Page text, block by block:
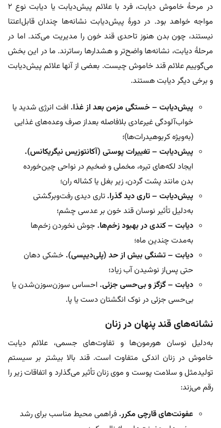
در مرحۀ خاموش دیابت، فرد با علائم پیش‌دیابت یا دیابت نوع ۲
مواجه خواهد بود. در دورۀ پیش‌دیابت نشانه‌ها چندان قابل‌اعتنا
نیستند، چون بدن هنوز تاحدی قند خون را مدیریت می‌کند. اما در
مرحلۀ دیابت، نشانه‌ها واضح‌تر و هشدارها رساترند. ما در این بخش
می‌گوییم علائم قند خاموش چیست. بعضی از آنها علائم پیش‌دیابت
و برخی دیگر دیابت هستند.
پیش‌دیابت – خستگی مزمن بعد از غذا. افت انرژی شدید یا
خواب‌آلودگی غیرعادی بلافاصله بعداز صرف وعده‌های غذایی
(به‌ویژه کربوهیدرات‌ها)؛
پیش‌دیابت – تغییرات پوستی (آکانتوزیس نیگریکانس).
ایجاد لکه‌های تیره، مخملی و ضخیم در نواحی چین‌خورده
بدن مانند پشت گردن، زیر بغل یا کشاله ران؛
پیش‌دیابت – تاری دید گذرا. تاری دیدی رفت‌و‌برگشتی
به‌دلیل تأثیر نوسان قند خون بر عدسی چشم؛
دیابت – کندی در بهبود زخم‌ها. جوش نخوردن زخم‌ها
به‌مدت چندین ماه؛
دیابت – تشنگی بیش از حد (پلی‌دیپسی). خشکی دهان
حتی پس‌از نوشیدن آب زیاد؛
دیابت – گزگز و بی‌حسی جزئی. احساس سوزن‌سوزن‌شدن یا
بی‌حسی جزئی در نوک انگشتان دست یا پا.
نشانه‌های قند پنهان در زنان
به‌دلیل نوسان هورمون‌ها و تفاوت‌های جسمی، علائم دیابت
خاموش در زنان اندکی متفاوت است. قند بالا بیشتر بر سیستم
تولیدمثل و سلامت پوست و موی زنان تأثیر می‌گذارد و اتفاقات زیر را
رقم می‌زند:
عفونت‌های قارچی مکرر. فراهمی محیط مناسب برای رشد